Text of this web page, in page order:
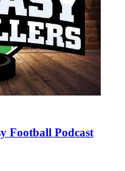
Football Podcast